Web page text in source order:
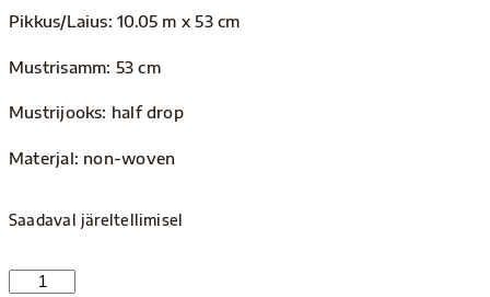
Pikkus/Laius: 10.05 m x 53 cm
Mustrisamm: 53 cm
Mustrijooks: half drop
Materjal: non-woven
Saadaval järeltellimisel
Woodland